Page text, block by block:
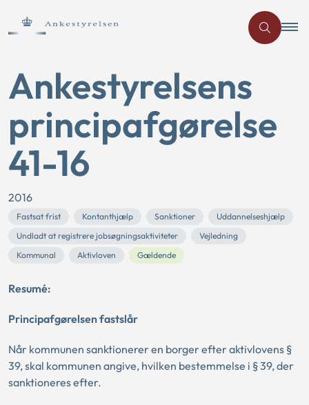
Ankestyrelsens
principafgørelse
41-16
2016
Fastsat frist Kontanthjælp Sanktioner
Uddannelseshjælp
Undladt at registrere jobsøgningsaktiviteter
Vejledning
Kommunal
Aktivloven Gældende
Resumé:
Principafgørelsen fastslår
Når kommunen sanktionerer en borger efter aktivlovens §
39, skal kommunen angive, hvilken bestemmelse i § 39, der
sanktioneres efter.